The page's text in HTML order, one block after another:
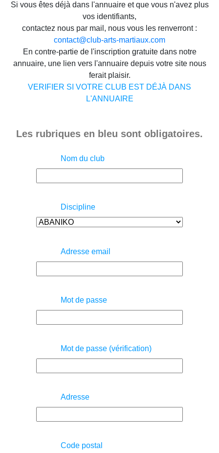
Si vous êtes déjà dans l'annuaire et que vous n'avez plus
vos identifiants,
contactez nous par mail, nous vous les renverront :
contact@club-arts-martiaux.com
En contre-partie de l'inscription gratuite dans notre
annuaire, une lien vers l'annuaire depuis votre site nous
ferait plaisir.
VERIFIER SI VOTRE CLUB EST DÉJÀ DANS
L'ANNUAIRE
Les rubriques en bleu sont obligatoires.
Nom du club
Discipline
Adresse email
Mot de passe
Mot de passe (vérification)
Adresse
Code postal